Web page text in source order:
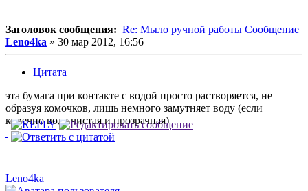
Заголовок сообщения: Re: Мыло ручной работы Сообщение
Leno4ka » 30 мар 2012, 16:56
Цитата
эта бумага при контакте с водой просто растворяется, не
образуя комочков, лишь немного замутняет воду (если
конечно вода чистая и прозрачная)
Leno4ka